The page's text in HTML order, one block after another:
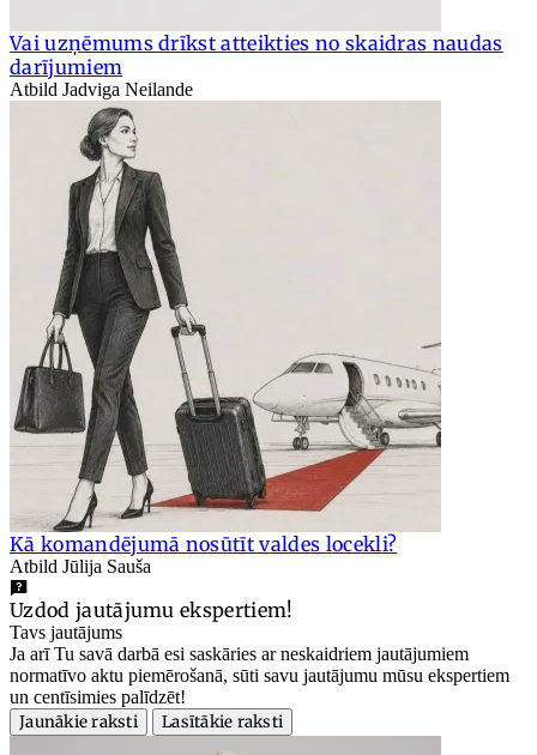
Vai uzņēmums drīkst atteikties no skaidras naudas
darījumiem
Atbild Jadviga Neilande
Kā komandējumā nosūtīt valdes locekli?
Atbild Jūlija Sauša
Uzdod jautājumu ekspertiem!
Tavs jautājums
Ja arī Tu savā darbā esi saskāries ar neskaidriem jautājumiem
normatīvo aktu piemērošanā, sūti savu jautājumu mūsu ekspertiem
un centīsimies palīdzēt!
Jaunākie raksti
Lasītākie raksti